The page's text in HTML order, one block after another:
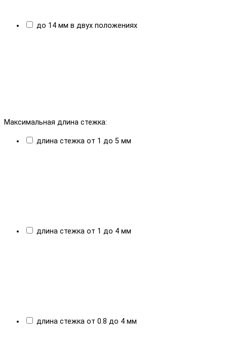
до 14 мм в двух положениях
Максимальная длина стежка:
длина стежка от 1 до 5 мм
длина стежка от 1 до 4 мм
длина стежка от 0.8 до 4 мм